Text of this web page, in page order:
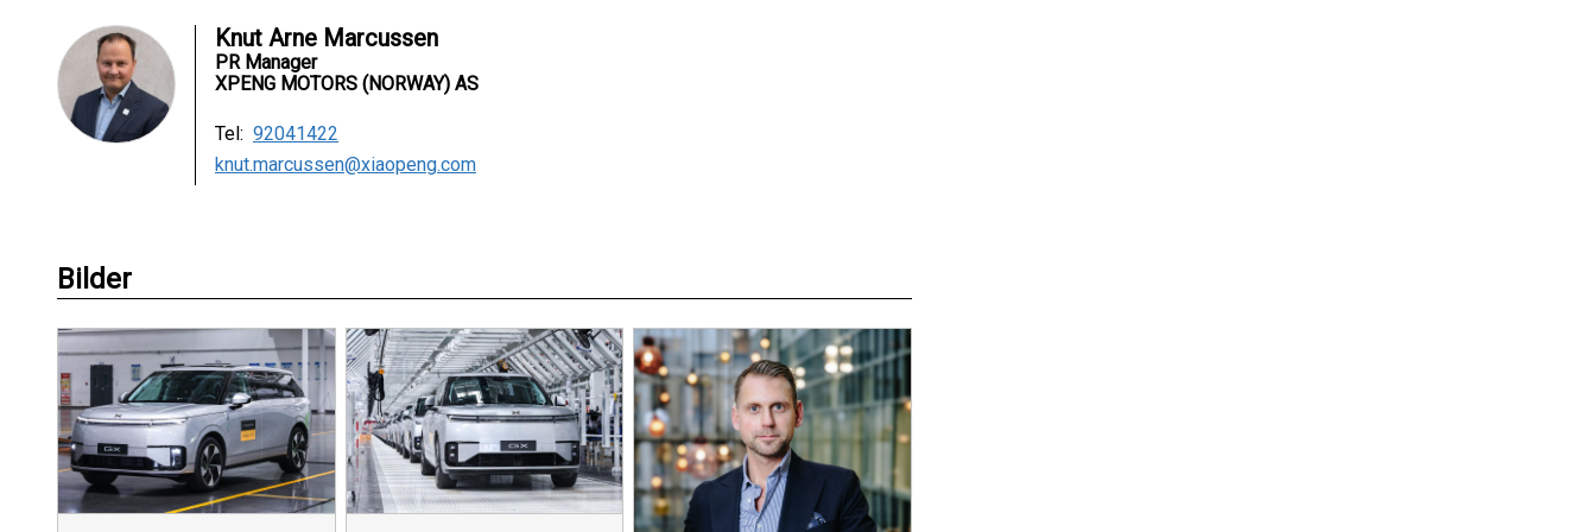
Knut Arne Marcussen
PR Manager
XPENG MOTORS (NORWAY) AS
Tel: 92041422
knut.marcussen@xiaopeng.com
Bilder